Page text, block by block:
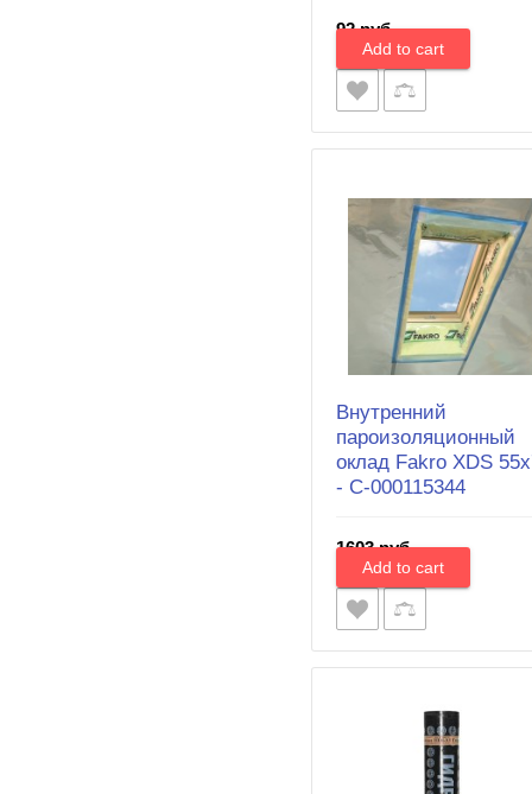
92 руб.
Внутренний
пароизоляционный
оклад Fakro XDS
- С-000115344
1603 руб.